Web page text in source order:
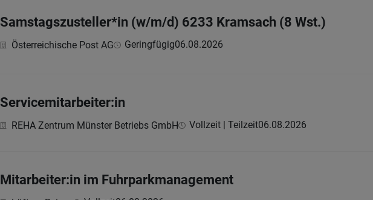
Samstagszusteller*in (w/m/d) 6233 Kramsach (8 Wst.)
Österreichische Post AG Geringfügig06.08.2026
Servicemitarbeiter:in
REHA Zentrum Münster Betriebs GmbH Vollzeit | Teilzeit06.08.2026
Mitarbeiter:in im Fuhrparkmanagement